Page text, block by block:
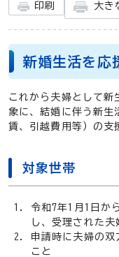
印刷 大き
新婚生活を応
これから夫婦として新
象に、結婚に伴う新生
賃、引越費用等）の支
対象世帯
令和7年1月1日か
し、受理された
申請時に夫婦の双
こと